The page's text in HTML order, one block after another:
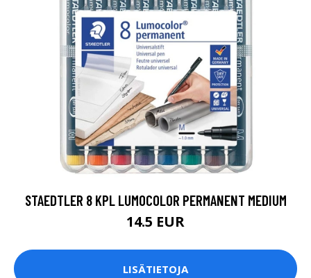
STAEDTLER 8 KPL LUMOCOLOR PERMANENT MEDIUM
14.5 EUR
LISÄTIETOJA